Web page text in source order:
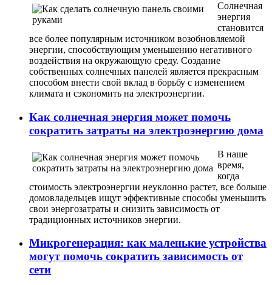
Солнечная
энергия
становится
все более популярным источником возобновляемой
энергии, способствующим уменьшению негативного
воздействия на окружающую среду. Создание
собственных солнечных панелей является прекрасным
способом внести свой вклад в борьбу с изменением
климата и сэкономить на электроэнергии.
Как солнечная энергия может помочь
сократить затраты на электроэнергию дома
В наше
время,
когда
стоимость электроэнергии неуклонно растет, все больше
домовладельцев ищут эффективные способы уменьшить
свои энергозатраты и снизить зависимость от
традиционных источников энергии.
Микрогенерация: как маленькие устройства
могут помочь сократить зависимость от
сети